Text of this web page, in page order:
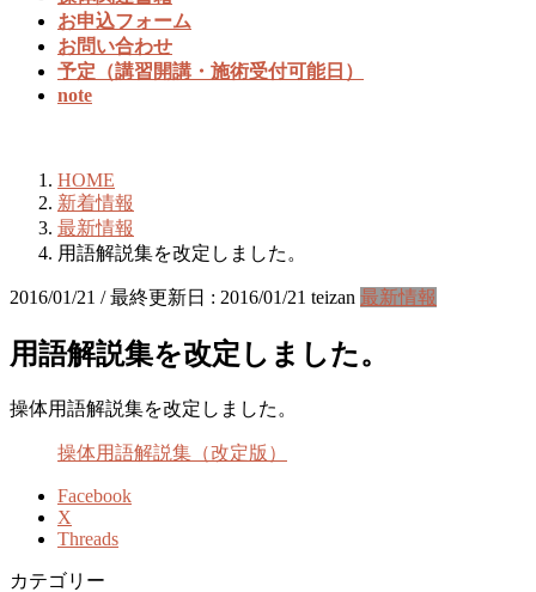
お申込フォーム
お問い合わせ
予定（講習開講・施術受付可能日）
note
HOME
新着情報
最新情報
用語解説集を改定しました。
2016/01/21 / 最終更新日 : 2016/01/21 teizan 最新情報
用語解説集を改定しました。
操体用語解説集を改定しました。
操体用語解説集（改定版）
Facebook
X
Threads
カテゴリー